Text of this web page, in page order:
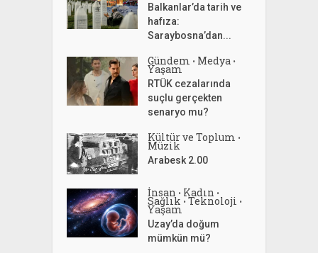
Balkanlar’da tarih ve
hafıza:
Saraybosna’dan...
Gündem • Medya •
Yaşam
RTÜK cezalarında
suçlu gerçekten
senaryo mu?
Kültür ve Toplum •
Müzik
Arabesk 2.00
İnsan • Kadın •
Sağlık • Teknoloji •
Yaşam
Uzay’da doğum
mümkün mü?